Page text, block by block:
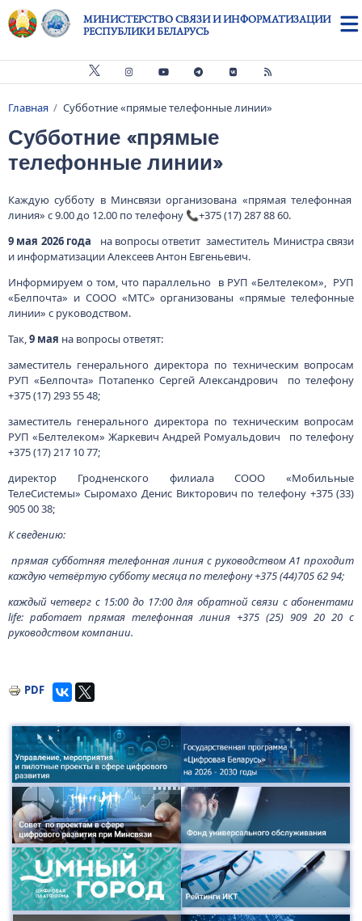
Перейти к основному содержанию
МИНИСТЕРСТВО СВЯЗИ И ИНФОРМАТИЗАЦИИ
РЕСПУБЛИКИ БЕЛАРУСЬ
Строка навигации
Главная Субботние «прямые телефонные линии»
Субботние «прямые
телефонные линии»
Каждую субботу в Минсвязи организована «прямая телефонная
линия» с 9.00 до 12.00 по телефону 📞+375 (17) 287 88 60.
9 мая 2026 года на вопросы ответит заместитель Министра связи
и информатизации Алексеев Антон Евгеньевич.
Информируем о том, что параллельно в РУП «Белтелеком», РУП
«Белпочта» и СООО «МТС» организованы «прямые телефонные
линии» с руководством.
Так,9 мая на вопросы ответят:
заместитель генерального директора по техническим вопросам
РУП «Белпочта» Потапенко Сергей Александрович по телефону
+375 (17) 293 55 48;
заместитель генерального директора по техническим вопросам
РУП «Белтелеком» Жаркевич Андрей Ромуальдович по телефону
+375 (17) 217 10 77;
директор Гродненского филиала СООО «Мобильные
ТелеСистемы» Сыромахо Денис Викторович по телефону +375 (33)
905 00 38;
К сведению:
прямая субботняя телефонная линия с руководством А1 проходит
каждую четвёртую субботу месяца по телефону +375 (44)705 62 94;
каждый четверг с 15:00 до 17:00 для обратной связи с абонентами
life: работает прямая телефонная линия +375 (25) 909 20 20 c
руководством компании.
PDF